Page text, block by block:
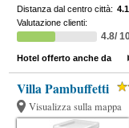
Distanza dal centro città:
Valutazione clienti:
4.8/
Hotel offerto anche da
Villa Pambuffetti
Visualizza sulla mappa